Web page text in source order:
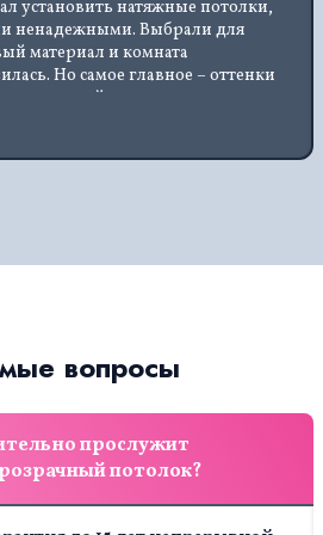
установить натяжные потолки,
ненадежными. Выбрали для
материал и комната
Но самое главное – оттенки
плюс, так как в
влажность.
вопросы
прослужит
потолок?